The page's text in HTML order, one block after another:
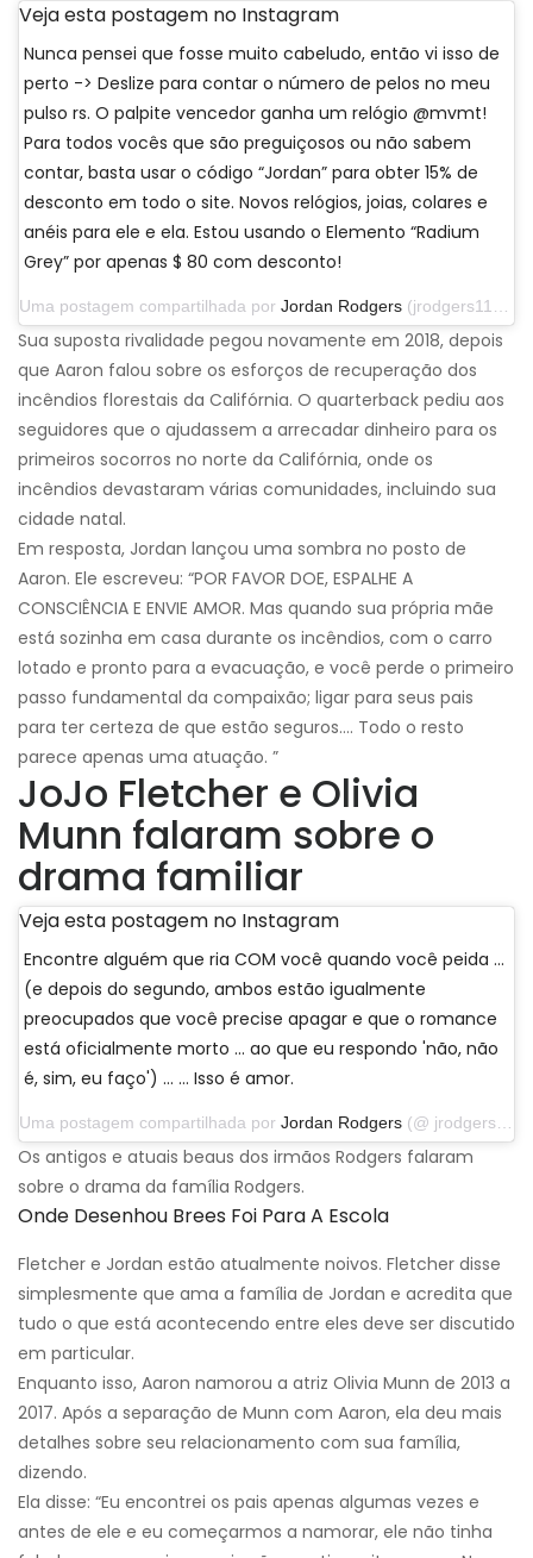
Veja esta postagem no Instagram
Nunca pensei que fosse muito cabeludo, então vi isso de
perto -> Deslize para contar o número de pelos no meu
pulso rs. O palpite vencedor ganha um relógio @mvmt!
Para todos vocês que são preguiçosos ou não sabem
contar, basta usar o código “Jordan” para obter 15% de
desconto em todo o site. Novos relógios, joias, colares e
anéis para ele e ela. Estou usando o Elemento “Radium
Grey” por apenas $ 80 com desconto!
Uma postagem compartilhada por Jordan Rodgers (jrodgers11) em 29 de setembro de 2019 às 13h07 PDT
Sua suposta rivalidade pegou novamente em 2018, depois
que Aaron falou sobre os esforços de recuperação dos
incêndios florestais da Califórnia. O quarterback pediu aos
seguidores que o ajudassem a arrecadar dinheiro para os
primeiros socorros no norte da Califórnia, onde os
incêndios devastaram várias comunidades, incluindo sua
cidade natal.
Em resposta, Jordan lançou uma sombra no posto de
Aaron. Ele escreveu: “POR FAVOR DOE, ESPALHE A
CONSCIÊNCIA E ENVIE AMOR. Mas quando sua própria mãe
está sozinha em casa durante os incêndios, com o carro
lotado e pronto para a evacuação, e você perde o primeiro
passo fundamental da compaixão; ligar para seus pais
para ter certeza de que estão seguros…. Todo o resto
parece apenas uma atuação. ”
JoJo Fletcher e Olivia
Munn falaram sobre o
drama familiar
Veja esta postagem no Instagram
Encontre alguém que ria COM você quando você peida ...
(e depois do segundo, ambos estão igualmente
preocupados que você precise apagar e que o romance
está oficialmente morto ... ao que eu respondo 'não, não
é, sim, eu faço') ... … Isso é amor.
Uma postagem compartilhada por Jordan Rodgers (@ jrodgers11) em 25 de novembro de 2019 às 17:52 PST
Os antigos e atuais beaus dos irmãos Rodgers falaram
sobre o drama da família Rodgers.
Onde Desenhou Brees Foi Para A Escola
Fletcher e Jordan estão atualmente noivos. Fletcher disse
simplesmente que ama a família de Jordan e acredita que
tudo o que está acontecendo entre eles deve ser discutido
em particular.
Enquanto isso, Aaron namorou a atriz Olivia Munn de 2013 a
2017. Após a separação de Munn com Aaron, ela deu mais
detalhes sobre seu relacionamento com sua família,
dizendo.
Ela disse: “Eu encontrei os pais apenas algumas vezes e
antes de ele e eu começarmos a namorar, ele não tinha